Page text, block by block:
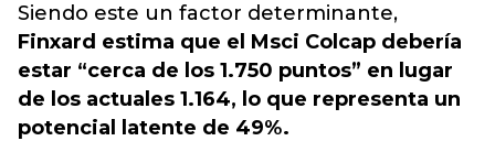
Siendo este un factor determinante,
Finxard estima que el Msci Colcap debería
estar “cerca de los 1.750 puntos” en lugar
de los actuales 1.164, lo que representa un
potencial latente de 49%.